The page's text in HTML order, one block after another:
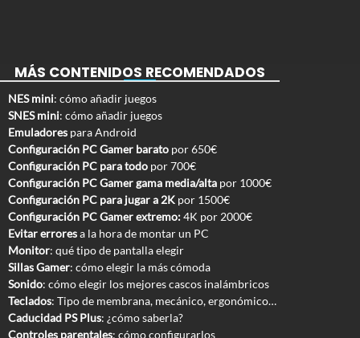
MÁS CONTENIDOS RECOMENDADOS
NES mini: cómo añadir juegos
SNES mini: cómo añadir juegos
Emuladores para Android
Configuración PC Gamer barato por 650€
Configuración PC para todo por 700€
Configuración PC Gamer gama media/alta por 1000€
Configuración PC para jugar a 2K por 1500€
Configuración PC Gamer extremo:4K por 2000€
Evitar erroresa la hora de montar un PC
Monitor: qué tipo de pantalla elegir
Sillas Gamer: cómo elegir la más cómoda
Sonido: cómo elegir los mejores cascos inalámbricos
Teclados: Tipo de membrana, mecánico, ergonómico…
Caducidad PS Plus: ¿cómo saberla?
Controles parentales: cómo configurarlos